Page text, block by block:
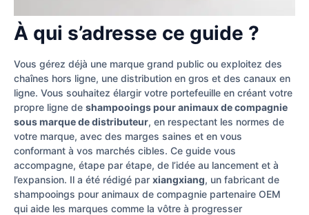
À qui s’adresse ce guide ?
Vous gérez déjà une marque grand public ou exploitez des
chaînes hors ligne, une distribution en gros et des canaux en
ligne. Vous souhaitez élargir votre portefeuille en créant votre
propre ligne de shampooings pour animaux de compagnie
sous marque de distributeur, en respectant les normes de
votre marque, avec des marges saines et en vous
conformant à vos marchés cibles. Ce guide vous
accompagne, étape par étape, de l’idée au lancement et à
l’expansion. Il a été rédigé par xiangxiang, un fabricant de
shampooings pour animaux de compagnie partenaire OEM
qui aide les marques comme la vôtre à progresser